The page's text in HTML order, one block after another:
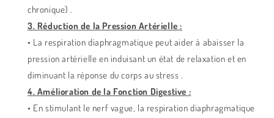
chronique) .
3. Réduction de la Pression Artérielle :
• La respiration diaphragmatique peut aider à abaisser la
pression artérielle en induisant un état de relaxation et en
diminuant la réponse du corps au stress .
4. Amélioration de la Fonction Digestive :
• En stimulant le nerf vague, la respiration diaphragmatique